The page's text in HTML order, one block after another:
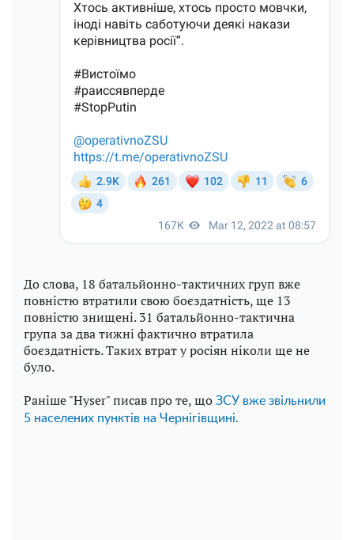
До слова, 18 батальйонно-тактичних груп вже
повністю втратили свою боєздатність, ще 13
повністю знищені. 31 батальйонно-тактична
група за два тижні фактично втратила
боєздатність. Таких втрат у росіян ніколи ще не
було.
Раніше "Hyser" писав про те, що ЗСУ вже звільнили
5 населених пунктів на Чернігівщині.